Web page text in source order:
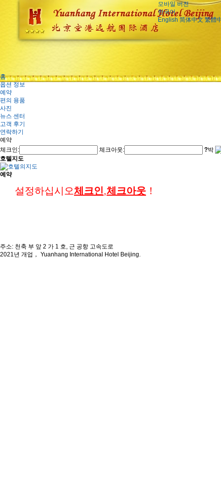
모바일 버전
한국어
English 简体中文 繁體
홈
옵션 정보
예약
편의 용품
사진
뉴스 센터
고객 후기
연락하기
예약
체크인:
체크아웃: ?박
호텔지도
예약
설정하십시오체크인,체크아웃 ！
주소: 천축 부 앞 2 가 1 호, 근 공항 고속도로
2021년 개업， Yuanhang International Hotel Beijing.